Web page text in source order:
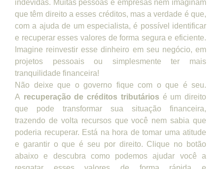
indevidas. Muitas pessoas e empresas nem imaginam
que têm direito a esses créditos, mas a verdade é que,
com a ajuda de um especialista, é possível identificar
e recuperar esses valores de forma segura e eficiente.
Imagine reinvestir esse dinheiro em seu negócio, em
projetos pessoais ou simplesmente ter mais
tranquilidade financeira!
Não deixe que o governo fique com o que é seu.
A recuperação de créditos tributários é um direito
que pode transformar sua situação financeira,
trazendo de volta recursos que você nem sabia que
poderia recuperar. Está na hora de tomar uma atitude
e garantir o que é seu por direito. Clique no botão
abaixo e descubra como podemos ajudar você a